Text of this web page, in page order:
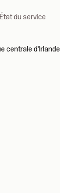
État du service